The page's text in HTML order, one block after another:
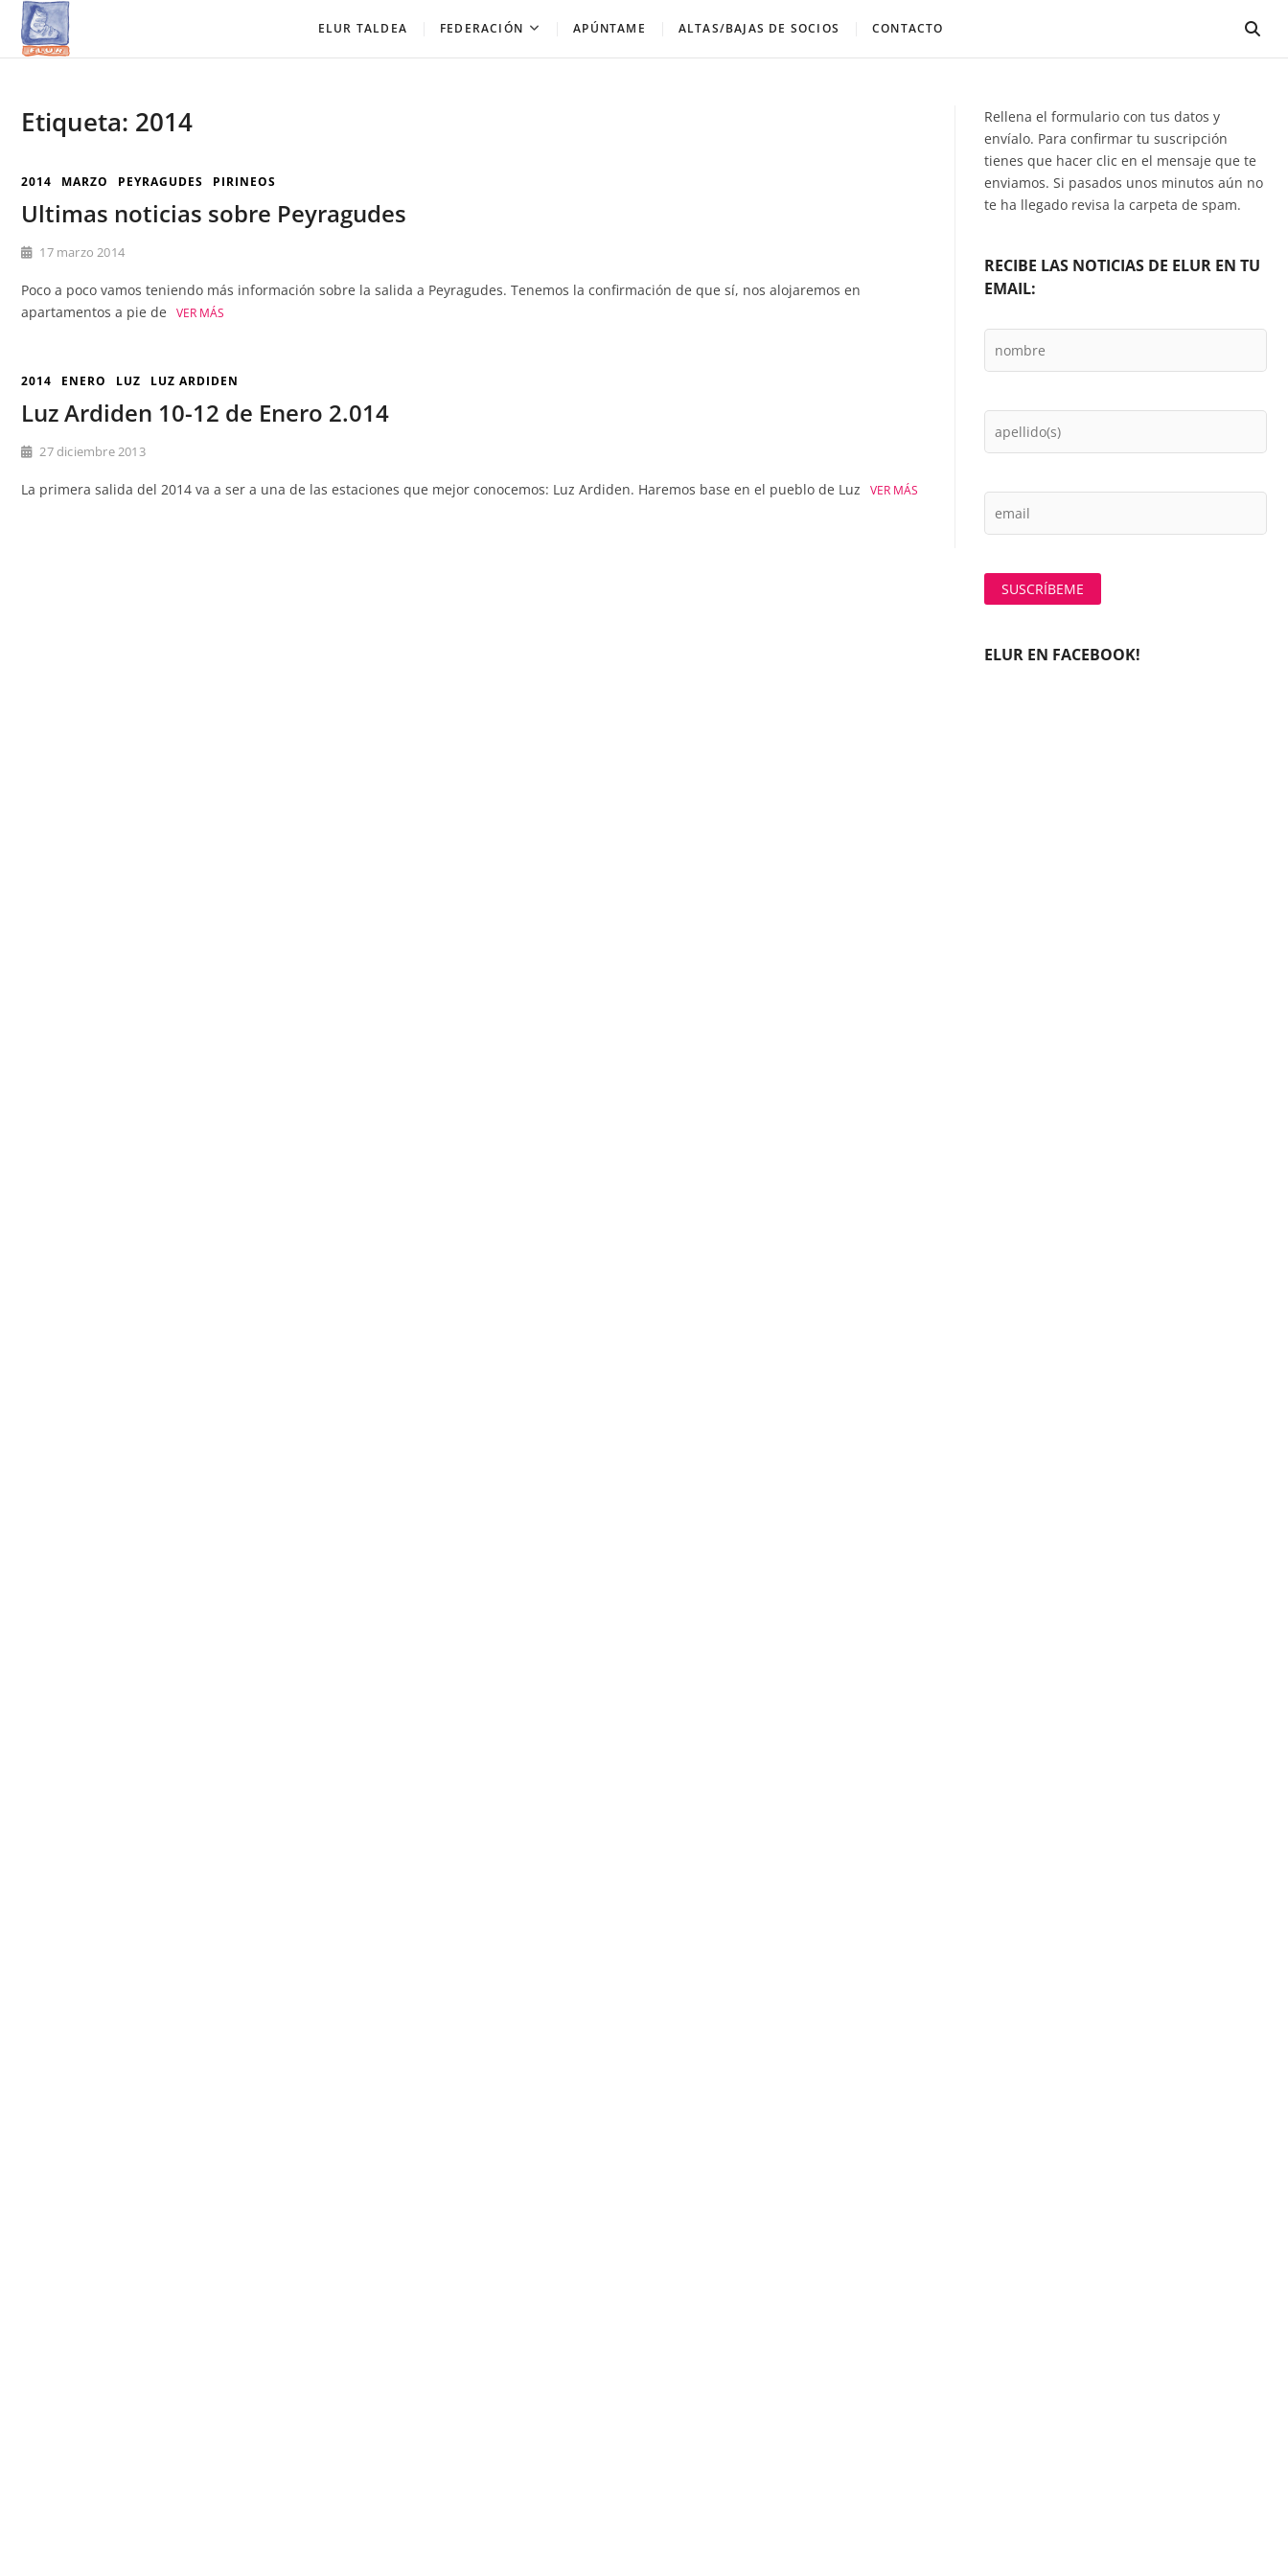
Saltar
contenido
ELUR TALDEA FEDERACIÓN APÚNTAME ALTAS/BAJAS DE SOCIOS CONTACTO
Etiqueta: 2014
2014 MARZO PEYRAGUDES PIRINEOS
Ultimas noticias sobre Peyragudes
17 marzo 2014
Poco a poco vamos teniendo más información sobre la salida a Peyragudes. Tenemos la confirmación de que sí, nos alojaremos en
apartamentos a pie de
VER MÁS
2014 ENERO LUZ LUZ ARDIDEN
Luz Ardiden 10-12 de Enero 2.014
27 diciembre 2013
La primera salida del 2014 va a ser a una de las estaciones que mejor conocemos: Luz Ardiden. Haremos base en el pueblo de Luz VER MÁS
Rellena el formulario con tus datos y
envíalo. Para confirmar tu suscripción
tienes que hacer clic en el mensaje que te
enviamos. Si pasados unos minutos aún no
te ha llegado revisa la carpeta de spam.
RECIBE LAS NOTICIAS DE ELUR EN TU
EMAIL:
ELUR EN FACEBOOK!